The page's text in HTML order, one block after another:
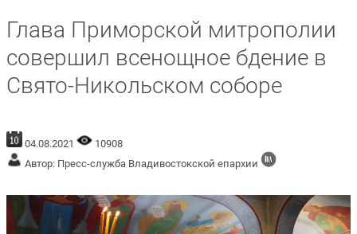
Глава Приморской митрополии
совершил всенощное бдение в
Свято-Никольском соборе
04.08.2021
10908
Автор: Пресс-служба Владивостокской епархии